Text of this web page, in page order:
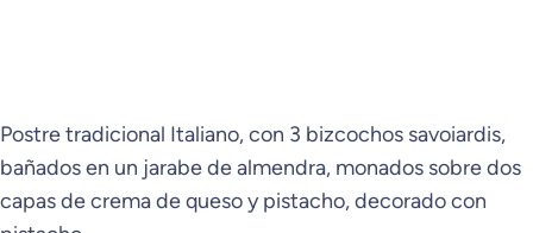
Postre tradicional Italiano, con 3 bizcochos savoiardis,
bañados en un jarabe de almendra, monados sobre dos
capas de crema de queso y pistacho, decorado con